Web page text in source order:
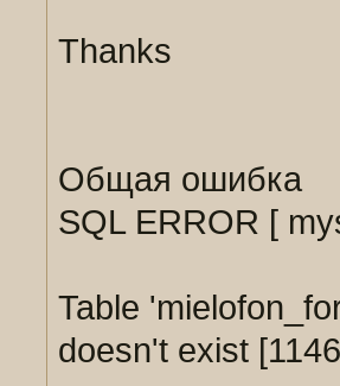
Thanks
Общая ошибка
SQL ERROR [
Table
doesn't exist